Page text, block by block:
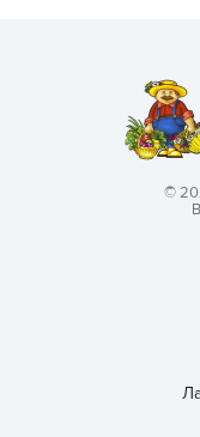
©